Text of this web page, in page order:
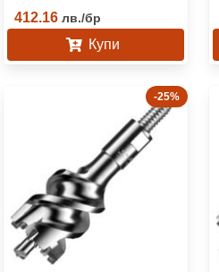
412.16 лв./бр
Купи
-25%